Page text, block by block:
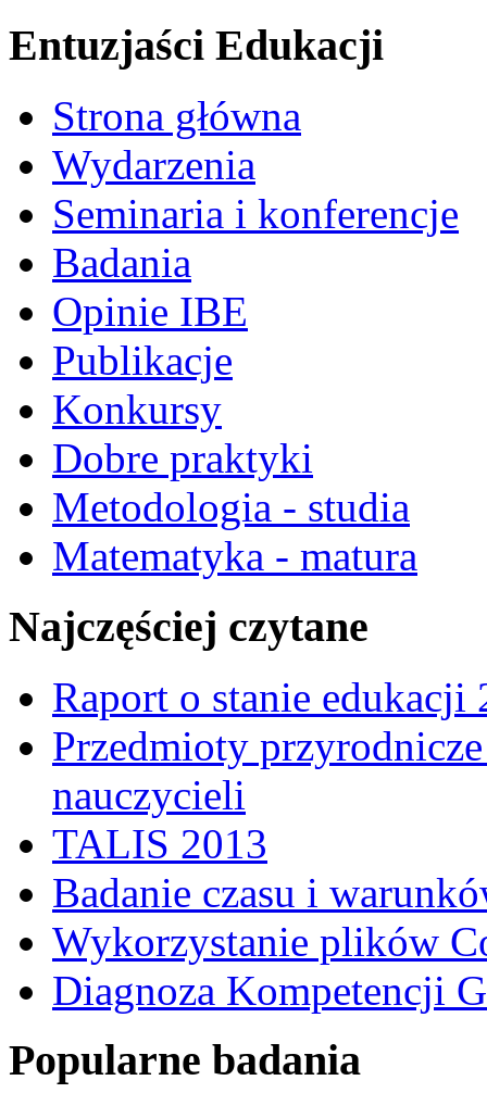
Entuzjaści Edukacji
Strona główna
Wydarzenia
Seminaria i konferencje
Badania
Opinie IBE
Publikacje
Konkursy
Dobre praktyki
Metodologia - studia
Matematyka - matura
Najczęściej czytane
Raport o stanie edukacji
Przedmioty
nauczycieli
TALIS 2013
Badanie czasu i
Wykorzystanie plików
Diagnoza Kompetencji
Popularne badania